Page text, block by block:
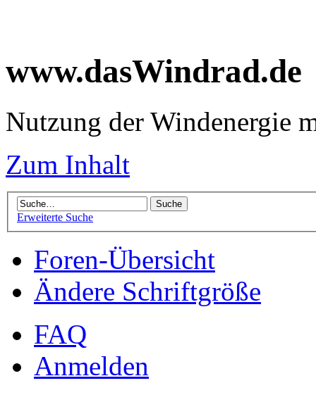
www.dasWindrad.de
Nutzung der Windenergie
Zum Inhalt
Erweiterte Suche
Foren-Übersicht
Ändere Schriftgröße
FAQ
Anmelden